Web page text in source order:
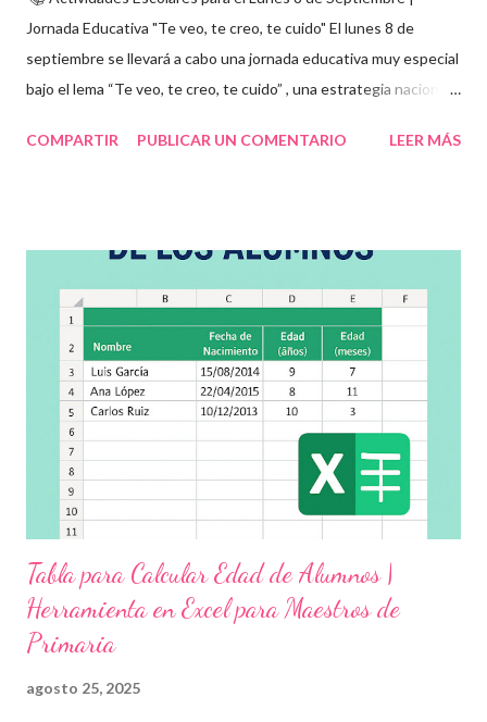
Jornada Educativa "Te veo, te creo, te cuido" El lunes 8 de
septiembre se llevará a cabo una jornada educativa muy especial
bajo el lema “Te veo, te creo, te cuido” , una estrategia nacional
infantil , y promover la convivencia escolar armónica . Desde el
actividades educativas que podrás aplicar fácilmente en tu
grupo, desde preescolar hasta sexto grado de primaria. 🧠
Objetivos clave de la jornada Promover entornos seguros y
afectivos dentro de la comunidad escolar Sensibilizar sobre el
maltrato, acoso escolar y abuso infantil Desarrollar habilidades
como la empatía, la comunicación y el autocuidado Aplicar ...
COMPARTIR PUBLICAR UN COMENTARIO LEER MÁS
Tabla para Calcular Edad de Alumnos |
Herramienta en Excel para Maestros de
Primaria
agosto 25, 2025